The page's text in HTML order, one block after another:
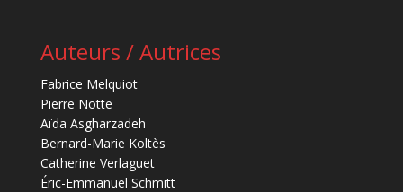
Auteurs / Autrices
Fabrice Melquiot
Pierre Notte
Aïda Asgharzadeh
Bernard-Marie Koltès
Catherine Verlaguet
Éric-Emmanuel Schmitt